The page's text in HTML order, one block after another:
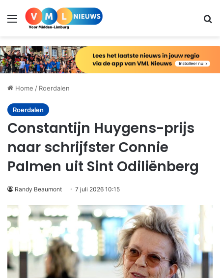
Menu
Home / Roerdalen
Roerdalen
Constantijn Huygens-prijs
naar schrijfster Connie
Palmen uit Sint Odiliënberg
Randy Beaumont 7 juli 2026 10:15